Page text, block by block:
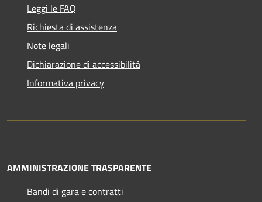
Leggi le FAQ
Richiesta di assistenza
Note legali
Dichiarazione di accessibilità
Informativa privacy
AMMINISTRAZIONE TRASPARENTE
Bandi di gara e contratti